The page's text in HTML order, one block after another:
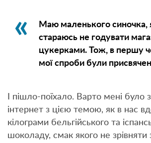
Маю маленького синочка,
стараюсь не годувати
цукерками. Тож, в першу
мої спроби були
І пішло-поїхало. Варто мені було
інтернет з цією темою, як в нас
кілограми бельгійського та
шоколаду, смак якого не